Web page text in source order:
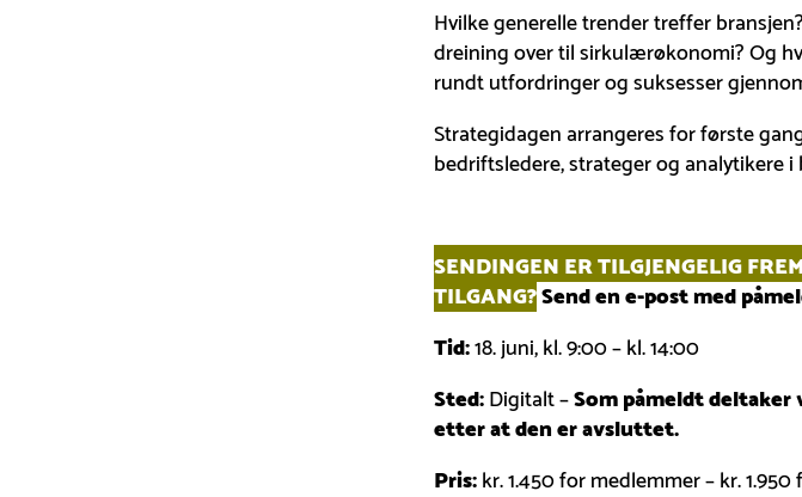
Hvilke generelle trender treffer
dreining over til sirkulærøkonomi? Og
rundt utfordringer og suksesser
Strategidagen arrangeres for første
bedriftsledere, strateger og analytikere
SENDINGEN ER TILGJENGELIG
TILGANG?Send en e-post med
Tid:18. juni, kl. 9:00 – kl. 14:00
Sted:Digitalt –Som påmeldt
etter at den er avsluttet.
Pris:kr. 1.450 for medlemmer – kr.